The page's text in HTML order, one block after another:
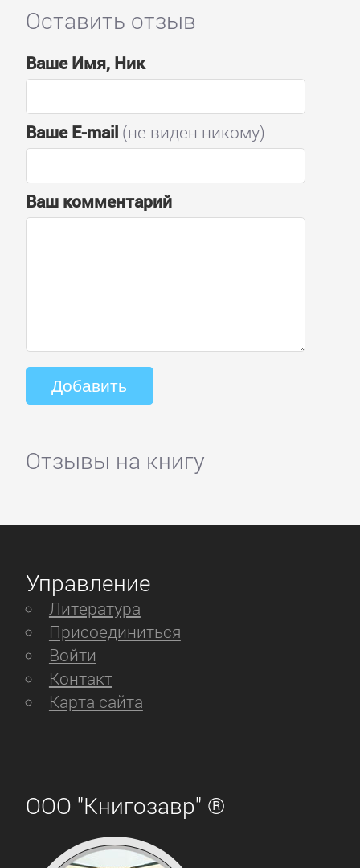
Оставить отзыв
Ваше Имя, Ник
Ваше E-mail(не виден никому)
Ваш комментарий
Отзывы на книгу
Управление
Литература
Присоединиться
Войти
Контакт
Карта сайта
ООО "Книгозавр" ®